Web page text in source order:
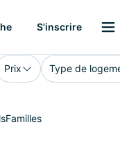
S'inscrire
Prix Type de
Familles